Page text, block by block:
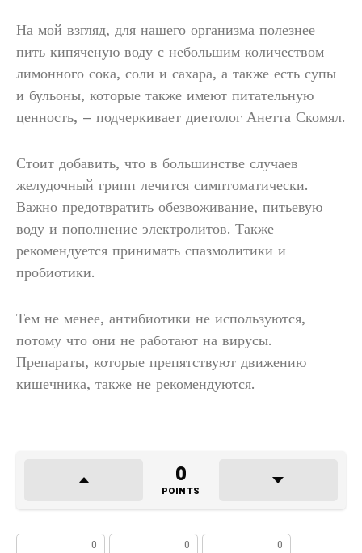
На мой взгляд, для нашего организма полезнее
пить кипяченую воду с небольшим количеством
лимонного сока, соли и сахара, а также есть супы
и бульоны, которые также имеют питательную
ценность, – подчеркивает диетолог Анетта Скомял.
Стоит добавить, что в большинстве случаев
желудочный грипп лечится симптоматически.
Важно предотвратить обезвоживание, питьевую
воду и пополнение электролитов. Также
рекомендуется принимать спазмолитики и
пробиотики.
Тем не менее, антибиотики не используются,
потому что они не работают на вирусы.
Препараты, которые препятствуют движению
кишечника, также не рекомендуются.
0
POINTS
0 0 0